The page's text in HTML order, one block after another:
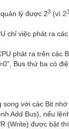
lý được 23 (vì 23
chỉ việc phát ra
phát ra trên các
Bus thứ ba có
với các Bit
Add Bus), nếu
(Write) được bật